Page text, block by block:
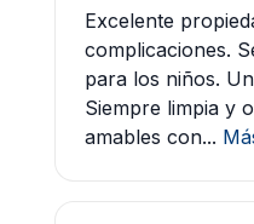
Excelente
complicaciones.
para los niños.
Siempre limpia y
amables con...